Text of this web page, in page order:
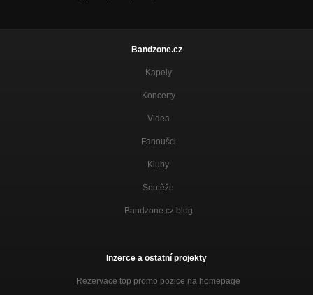
Bandzone.cz
Kapely
Koncerty
Videa
Fanoušci
Kluby
Soutěže
Bandzone.cz blog
Inzerce a ostatní projekty
Rezervace top promo pozice na homepage